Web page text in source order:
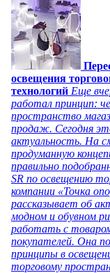
освещения
технологий Еще
работал принцип:
пространство
продаж. Сегодня
актуальность. На
продуманную
правильно
SR по освещению
компании «Точка
рассказывает об
модном и обувном
работать с
покупателей. Она
принципы в
торговому